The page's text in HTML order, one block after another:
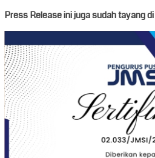
Press Release ini juga sudah tayang di